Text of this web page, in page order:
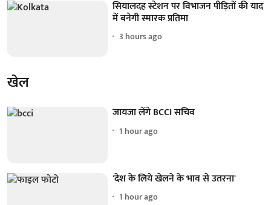
सियालदह स्टेशन पर विभाजन पीड़ितों की याद
में बनेगी स्मारक प्रतिमा
3 hours ago
खेल
जायजा लेंगे BCCI सचिव
1 hour ago
'देश के लिये खेलने के भाव से उतरना'
1 hour ago